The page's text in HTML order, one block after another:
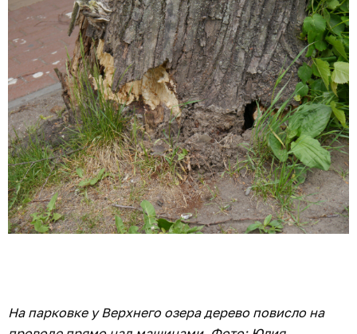
На парковке у Верхнего озера дерево повисло на